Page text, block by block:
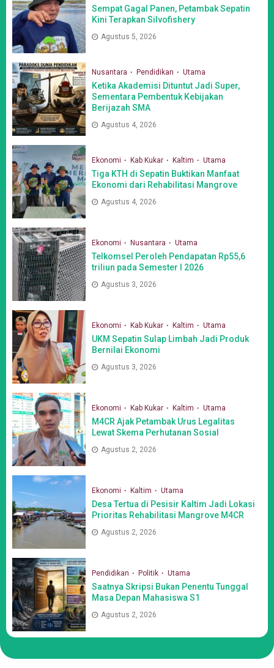
Sempat Gagal Panen, Petambak Sepatin
Kini Terapkan Silvofishery
Agustus 5, 2026
Nusantara Pendidikan Utama
Ketika Akademisi Dituntut Jadi Super,
Sementara Pembentuk Kebijakan
Berijazah SMA
Agustus 4, 2026
Ekonomi Kab Kukar Kaltim Utama
Tiga KTH di Sepatin Buktikan Manfaat
Ekonomi dari Rehabilitasi Mangrove
Agustus 4, 2026
Ekonomi Nusantara Utama
Telkomsel Peroleh Pendapatan Rp55,6
triliun pada Semester I 2026
Agustus 3, 2026
Ekonomi Kab Kukar Kaltim Utama
UKM Sepatin Sulap Limbah Jadi Produk
Bernilai Ekonomi
Agustus 3, 2026
Ekonomi Kab Kukar Kaltim Utama
M4CR Ajak Petambak Urus Legalitas
Lewat Skema Perhutanan Sosial
Agustus 2, 2026
Ekonomi Kaltim Utama
Desa Tertua di Pesisir Kaltim Jadi Lokasi
Prioritas Rehabilitasi Mangrove M4CR
Agustus 2, 2026
Pendidikan Politik Utama
Saatnya Skripsi Bukan Penentu Tunggal
Masa Depan Mahasiswa S1
Agustus 2, 2026